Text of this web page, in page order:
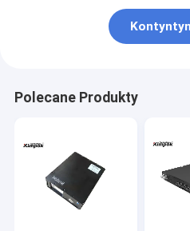
Polecane Produkty